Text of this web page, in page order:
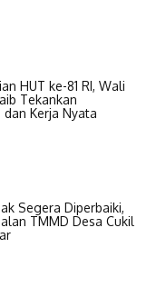
HUT ke-81 RI, Wali
Tekankan
Kerja Nyata
Segera Diperbaiki,
TMMD Desa Cukil